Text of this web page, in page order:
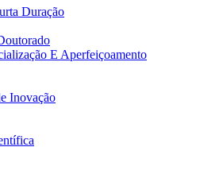
Duração
E Aperfeiçoamento
Inovação